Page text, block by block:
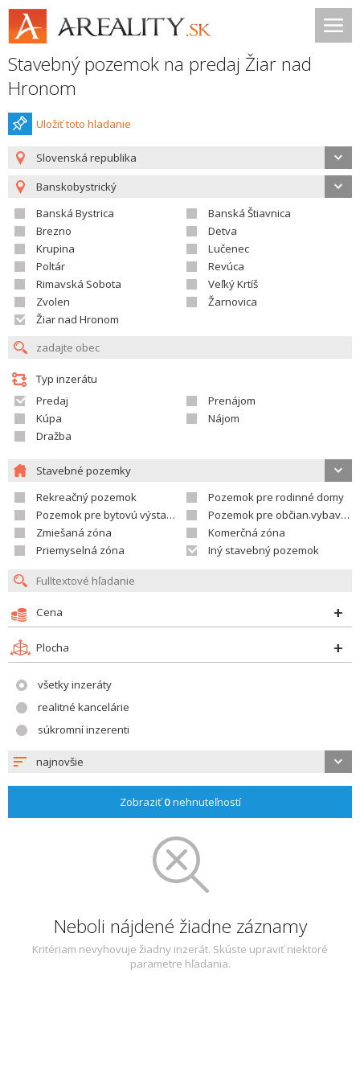
Stavebný pozemok na predaj Žiar nad
Hronom
Uložiť toto hladanie
Slovenská republika
Banskobystrický
Banská Bystrica
Banská Štiavnica
Brezno
Detva
Krupina
Lučenec
Poltár
Revúca
Rimavská Sobota
Veľký Krtíš
Zvolen
Žarnovica
Žiar nad Hronom
Typ inzerátu
Predaj
Prenájom
Kúpa
Nájom
Dražba
Stavebné pozemky
Rekreačný pozemok
Pozemok pre rodinné domy
Pozemok pre bytovú výstavbu
Pozemok pre občian.vybavenosť
Zmiešaná zóna
Komerčná zóna
Priemyselná zóna
Iný stavebný pozemok
Cena
Plocha
všetky inzeráty
realitné kancelárie
súkromní inzerenti
najnovšie
Zobraziť0nehnuteľností
Neboli nájdené žiadne záznamy
Kritériam nevyhovuje žiadny inzerát. Skúste upraviť niektoré
parametre hľadania.